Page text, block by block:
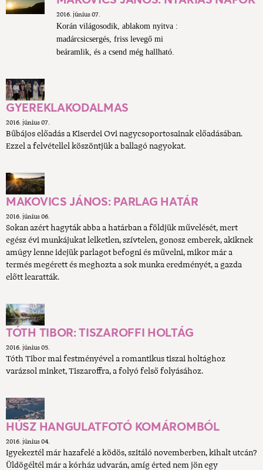
2016. június 07.
Korán világosodik, ablakom nyitva :
madárcsicsergés, friss levegő mi
beáramlik, és a csend még hallható.
GYEREKLAKODALMAS
2016. június 07.
Bűbájos előadás a Kiserdei Ovi nagycsoportosainak előadásában.
Ezzel a felvétellel köszöntjük a ballagó nagyokat.
MAKOVICS JÁNOS: PARLAG HATÁR
2016. június 06.
Sokan azért hagyták abba a határban a földjük művelését, mert
egész évi munkájukat lelketlen, szívtelen, gonosz emberek, akiknek
amúgy lenne idejük parlagot befogni és művelni, mikor már a
termés megérett és meghozta a sok munka eredményét, a gazda
előtt learatták.
TÓTH TIBOR: TISZAROFFI HOLTÁG
2016. június 05.
Tóth Tibor mai festményével a romantikus tiszai holtághoz
varázsol minket, Tiszaroffra, a folyó felső folyásához.
HÚSZ HANGULATFOTÓ KOMÁROMBÓL
2016. június 04.
Igyekeztél már hazafelé a ködös, szitáló novemberben, kihalt utcán?
Üldögéltél már a kórház udvarán, amíg érted nem jön egy